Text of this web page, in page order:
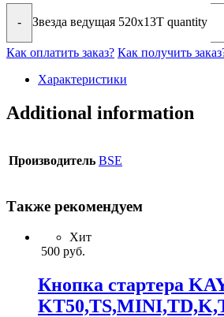
- Звезда ведущая 520x13T quantity
Как оплатить заказ? Как получить
Характеристики
Additional information
Производитель BSE
Также рекомендуем
Хит
500 руб.
Кнопка стартера